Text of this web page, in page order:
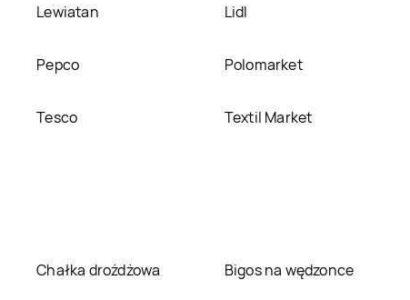
Lewiatan Lidl
Pepco Polomarket
Tesco Textil Market
Chałka drożdżowa Bigos na wędzonce